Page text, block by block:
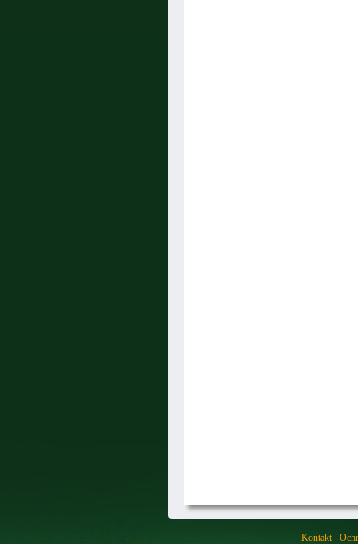
Kontakt-